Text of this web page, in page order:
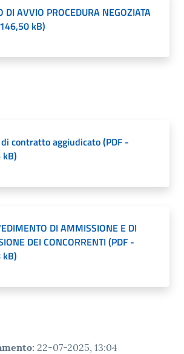
DI AVVIO PROCEDURA NEGOZIATA
146,50 kB)
contratto aggiudicato(PDF -
)
DI AMMISSIONE E DI
DEI CONCORRENTI (PDF -
)
: 22-07-2025, 13:04